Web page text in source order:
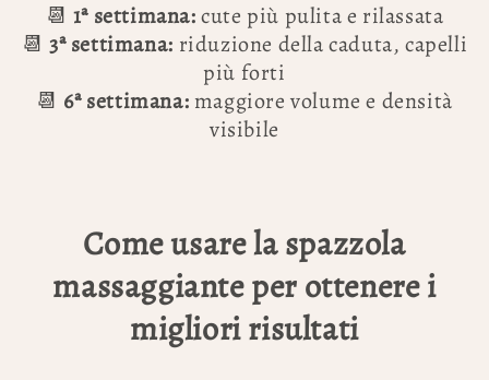
📆 1ª settimana:cute più pulita e rilassata
📆3ª settimana: riduzione della caduta, capelli
più forti
📆 6ª settimana:maggiore volume e densità
visibile
Come usare la spazzola
massaggiante per ottenere i
migliori risultati